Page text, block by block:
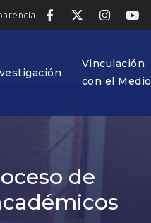
Vinculación
con el Medio
de